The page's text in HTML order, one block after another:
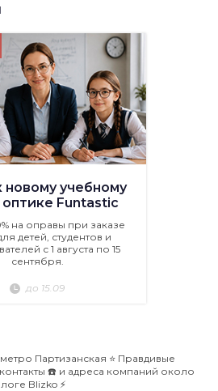
новому учебному
оптике Funtastic
на оправы при заказе
детей, студентов и
с 1 августа по 15
сентября.
до 15.09
Партизанская ⭐️ Правдивые
☎️ и адреса компаний около
Blizko ⚡️